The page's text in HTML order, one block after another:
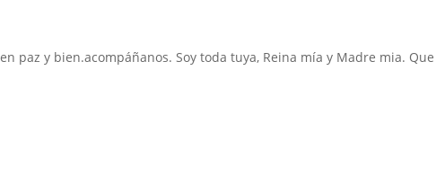
paz y bien.acompáñanos. Soy toda tuya, Reina mía y Madre mia. Que